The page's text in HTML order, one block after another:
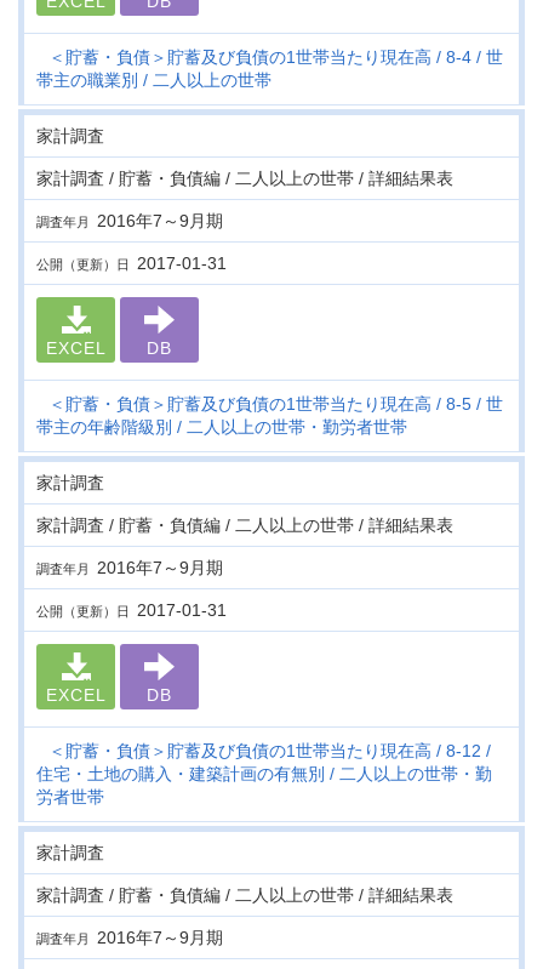
＜貯蓄・負債＞貯蓄及び負債の1世帯当たり現在高 8-4
世
帯主の職業別
二人以上の世帯
家計調査
家計調査 / 貯蓄・負債編 / 二人以上の世帯 / 詳細結果表
調査年月 2016年7～9月期
公開（更新）日 2017-01-31
EXCEL DB
＜貯蓄・負債＞貯蓄及び負債の1世帯当たり現在高 8-5
世
帯主の年齢階級別
二人以上の世帯・勤労者世帯
家計調査
家計調査 / 貯蓄・負債編 / 二人以上の世帯 / 詳細結果表
調査年月 2016年7～9月期
公開（更新）日 2017-01-31
EXCEL DB
＜貯蓄・負債＞貯蓄及び負債の1世帯当たり現在高
8-12
住宅・土地の購入・建築計画の有無別
二人以上の世帯・勤
労者世帯
家計調査
家計調査 / 貯蓄・負債編 / 二人以上の世帯 / 詳細結果表
調査年月 2016年7～9月期